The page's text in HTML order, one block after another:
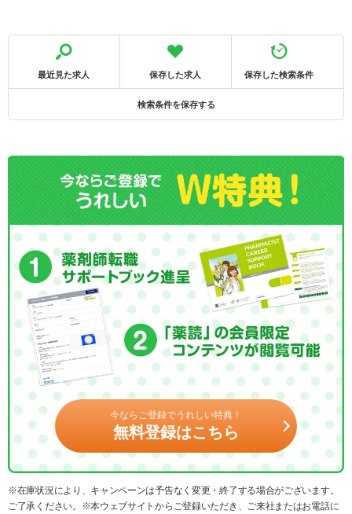
最近見た求人 保存した求人 保存した検索条件
検索条件を保存する
今ならご登録でうれしい特典！
無料登録はこちら
※在庫状況により、キャンペーンは予告なく変更・終了する場合がございます。
ご了承ください。※本ウェブサイトからご登録いただき、ご来社またはお電話に